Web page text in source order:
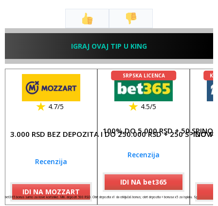
IGRAJ OVAJ TIP U KING
4.7/5
3.000 RSD BEZ DEPOZITA I DO 250.000 RSD + 250 SPINOVA
Recenzija
IDI NA MOZZART
SRPSKA LICENCA
4.5/5
100% DO 5.000 RSD + 50
Recenzija
IDI NA bet365
bet365 bonus samo za nove korisnike. Min. depozit 500 RSD. Obrt depozita x1 da otključaš bonus; obrt depozita + bonusa x5 za isplatu. Spinovi važe 7
DO